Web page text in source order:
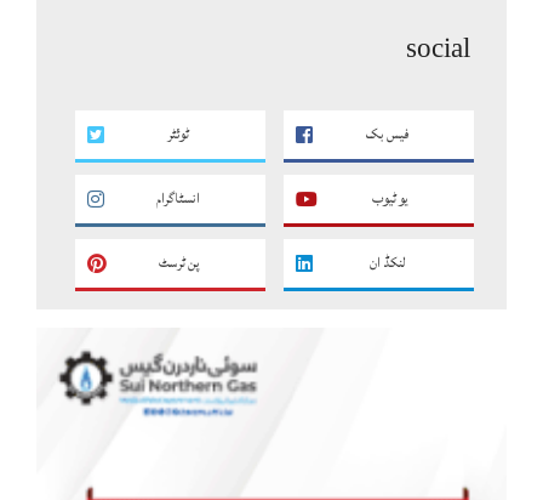
social
فیس بک ٹوئٹر
یو ٹیوب انسٹاگرام
لنکڈ ان پن ٹرسٹ